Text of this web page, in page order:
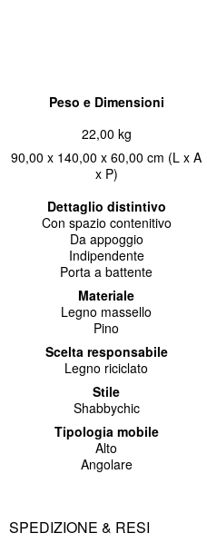
Peso e Dimensioni
22,00 kg
90,00 x 140,00 x 60,00 cm (L x A
x P)
Dettaglio distintivo
Con spazio contenitivo
Da appoggio
Indipendente
Porta a battente
Materiale
Legno massello
Pino
Scelta responsabile
Legno riciclato
Stile
Shabbychic
Tipologia mobile
Alto
Angolare
SPEDIZIONE & RESI